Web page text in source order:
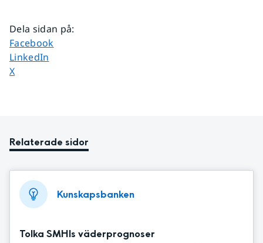
Dela sidan på:
Dela sidan på
Facebook
Dela sidan på
LinkedIn
Dela sidan på
X
Relaterade sidor
Kunskapsbanken
Tolka SMHIs väderprognoser